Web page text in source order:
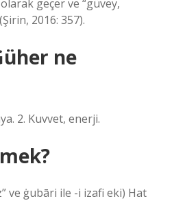
geçer ve “güvey,
2016: 357).
ne
2. Kuvvet, enerji.